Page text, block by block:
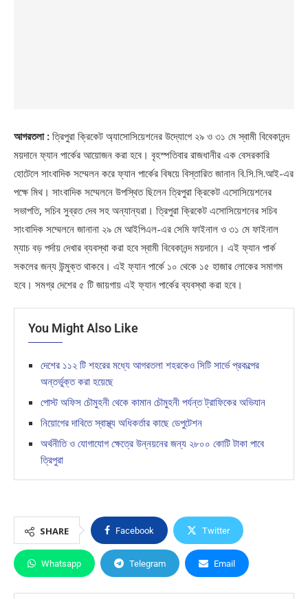
আগরতলা : ত্রিপুরা ক্রিকেট অ্যাসোসিয়েশনের উদ্যোগে ২৯ ও ৩১ মে স্বামী বিবেকানন্দ
ময়দানে ফ্যান পার্কের আয়োজন করা হবে। বৃহস্পতিবার রাজধানীর এক বেসরকারি
হোটেলে সাংবাদিক সম্মেলন করে ফ্যান পার্কের বিষয়ে বিস্তারিত জানান বি.সি.সি.আই-এর
পক্ষে মিথ। সাংবাদিক সম্মেলনে উপস্থিত ছিলেন ত্রিপুরা ক্রিকেট এসোসিয়েশনের
সভাপতি, সচিব সুব্রত দেব সহ অন্যান্যরা। ত্রিপুরা ক্রিকেট এসোসিয়েশনের সচিব
সাংবাদিক সম্মেলনে জানানা ২৯ মে আইপিএল-এর সেমি ফাইনাল ও ৩১ মে ফাইনাল
ম্যাচ বড় পর্দায় দেখার ব্যবস্থা করা হবে স্বামী বিবেকানন্দ ময়দানে। এই ফ্যান পার্ক
সকলের জন্য উন্মুক্ত থাকবে। এই ফ্যান পার্কে ১০ থেকে ১৫ হাজার লোকের সমাগম
হবে। সমগ্র দেশের ৫ টি জায়গায় এই ফ্যান পার্কের ব্যবস্থা করা হবে।
You Might Also Like
দেশের ১১২ টি শহরের মধ্যে আগরতলা শহরকেও সিটি সার্ভে প্রকল্পের
অন্তর্ভুক্ত করা হয়েছে
পোস্ট অফিস চৌমুহনী থেকে কামান চৌমুহনী পর্যন্ত ট্রাফিকের অভিযান
নিয়োগের দাবিতে স্বাস্থ্য অধিকর্তার কাছে ডেপুটেশন
অর্থনীতি ও যোগাযোগ ক্ষেত্রে উন্নয়নের জন্য ২৮০০ কোটি টাকা পাবে
ত্রিপুরা
SHARE Facebook Twitter
Whatsapp Telegram Email